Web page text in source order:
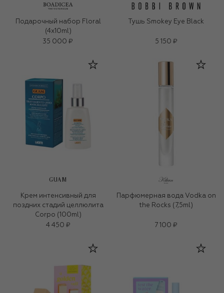
Подарочный набор Floral
(4x10ml)
35 000 ₽
Тушь Smokey Eye Black
5 150 ₽
GUAM
Крем интенсивный для
поздних стадий целлюлита
Corpo (100ml)
4 450 ₽
Парфюмерная вода Vodka on
the Rocks (7,5ml)
7 100 ₽